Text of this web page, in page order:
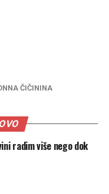
ČIČININA
radim više nego dok